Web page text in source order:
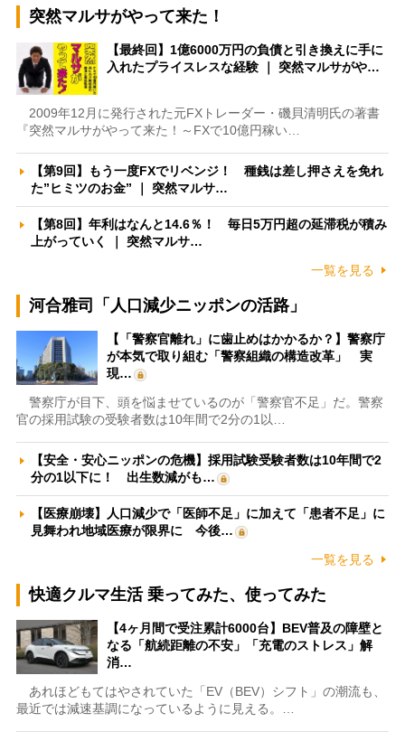
突然マルサがやって来た！
【最終回】1億6000万円の負債と引き換えに手に
入れたプライスレスな経験 ｜ 突然マルサがや…
2009年12月に発行された元FXトレーダー・磯貝清明氏の著書
『突然マルサがやって来た！～FXで10億円稼い…
【第9回】もう一度FXでリベンジ！ 種銭は差し押さえを免れ
た”ヒミツのお金” ｜ 突然マルサ…
【第8回】年利はなんと14.6％！ 毎日5万円超の延滞税が積み
上がっていく ｜ 突然マルサ…
一覧を見る
河合雅司「人口減少ニッポンの活路」
【「警察官離れ」に歯止めはかかるか？】警察庁
が本気で取り組む「警察組織の構造改革」 実
現…
警察庁が目下、頭を悩ませているのが「警察官不足」だ。警察
官の採用試験の受験者数は10年間で2分の1以…
【安全・安心ニッポンの危機】採用試験受験者数は10年間で2
分の1以下に！ 出生数減がも…
【医療崩壊】人口減少で「医師不足」に加えて「患者不足」に
見舞われ地域医療が限界に 今後…
一覧を見る
快適クルマ生活 乗ってみた、使ってみた
【4ヶ月間で受注累計6000台】BEV普及の障壁と
なる「航続距離の不安」「充電のストレス」解
消…
あれほどもてはやされていた「EV（BEV）シフト」の潮流も、
最近では減速基調になっているように見える。…